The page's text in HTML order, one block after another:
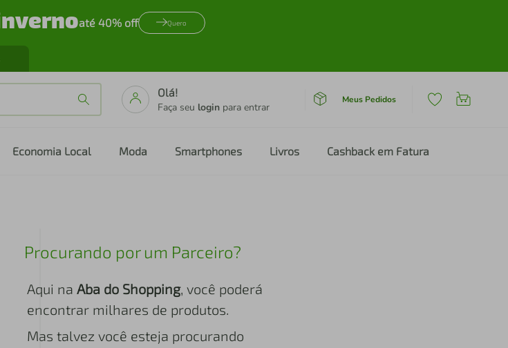
até 40% off Quero
Olá!
Faça seu login para entrar
Meus Pedidos
Economia Local Moda Smartphones Livros Cashback em Fatura
Procurando por um Parceiro?
Aqui na Aba do Shopping, você poderá
encontrar milhares de produtos.
Mas talvez você esteja procurando